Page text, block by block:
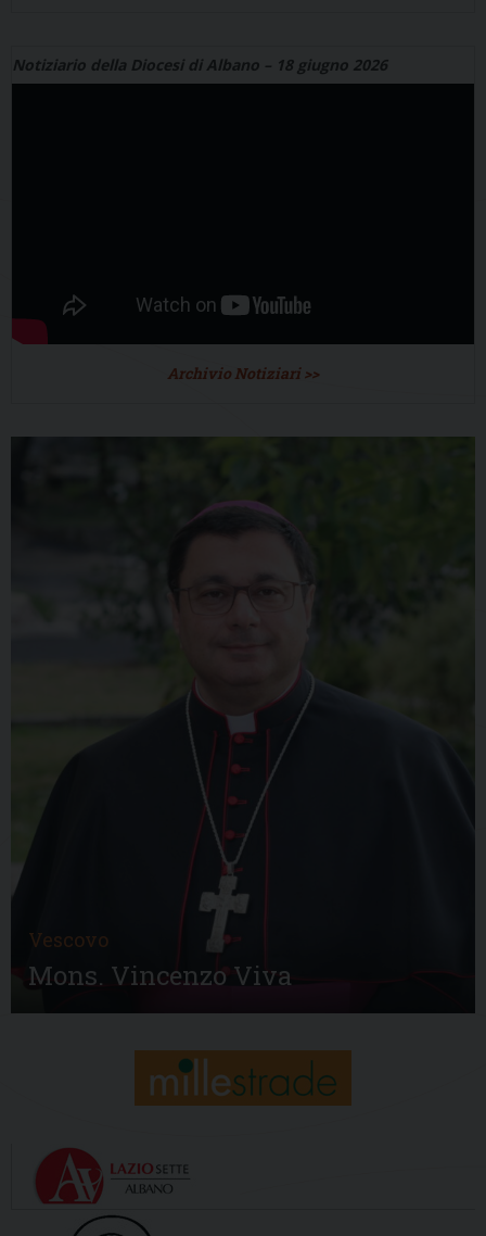
Notiziario della Diocesi di Albano – 18 giugno 2026
Archivio Notiziari >>
Vescovo
Mons. Vincenzo Viva